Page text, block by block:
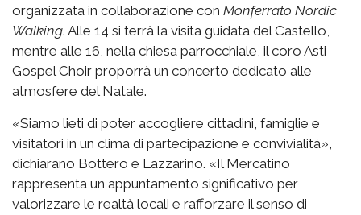
organizzata in collaborazione con Monferrato Nordic
Walking. Alle 14 si terrà la visita guidata del Castello,
mentre alle 16, nella chiesa parrocchiale, il coro Asti
Gospel Choir proporrà un concerto dedicato alle
atmosfere del Natale.
«Siamo lieti di poter accogliere cittadini, famiglie e
visitatori in un clima di partecipazione e convivialità»,
dichiarano Bottero e Lazzarino. «Il Mercatino
rappresenta un appuntamento significativo per
valorizzare le realtà locali e rafforzare il senso di